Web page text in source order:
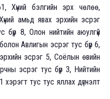
Хүний бэлгийн эрх чөлөө,
амьд явах эрхийн эсрэг
бүр 8, Олон нийтийн аюулгүй
Авлигын эсрэг тус бүр 6,
эсрэг 5, Соёлын өвийн
эсрэг тус бүр 3, Нийтийн
тус тус яллах дүгнэлт